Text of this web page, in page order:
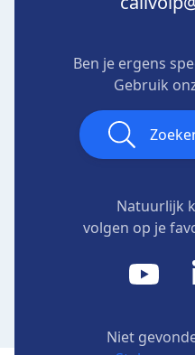
Ben je ergens
Gebruik
Natuurlijk
volgen op je
Niet